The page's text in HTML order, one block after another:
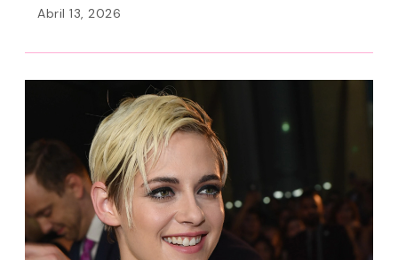
Abril 13, 2026